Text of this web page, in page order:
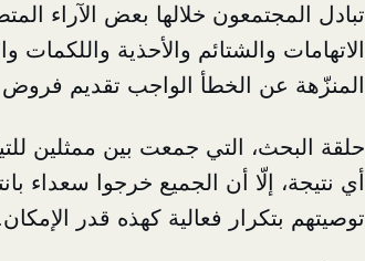
تبادل المجتمعون خلالها بعض الآراء
الاتهامات والشتائم والأحذية
المنزّهة عن الخطأ الواجب تقديم فروض
حلقة البحث، التي جمعت بين ممثلين
أي نتيجة، إلّا أن الجميع خرجوا سعداء
توصيتهم بتكرار فعالية كهذه قدر